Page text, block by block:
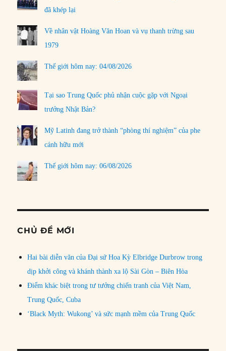
đã khép lại
Về nhân vật Hoàng Văn Hoan và vụ thanh trừng sau
1979
Thế giới hôm nay: 04/08/2026
Tại sao Trung Quốc phủ nhận cuộc gặp với Ngoại
trưởng Nhật Bản?
Mỹ Latinh đang trở thành “phòng thí nghiệm” của phe
cánh hữu mới
Thế giới hôm nay: 06/08/2026
CHỦ ĐỀ MỚI
Hai bài diễn văn của Đại sứ Hoa Kỳ Elbridge Durbrow trong
dịp khởi công và khánh thành xa lộ Sài Gòn – Biên Hòa
Điểm khác biệt trong tư tưởng chiến tranh của Việt Nam,
Trung Quốc, Cuba
‘Black Myth: Wukong’ và sức mạnh mềm của Trung Quốc